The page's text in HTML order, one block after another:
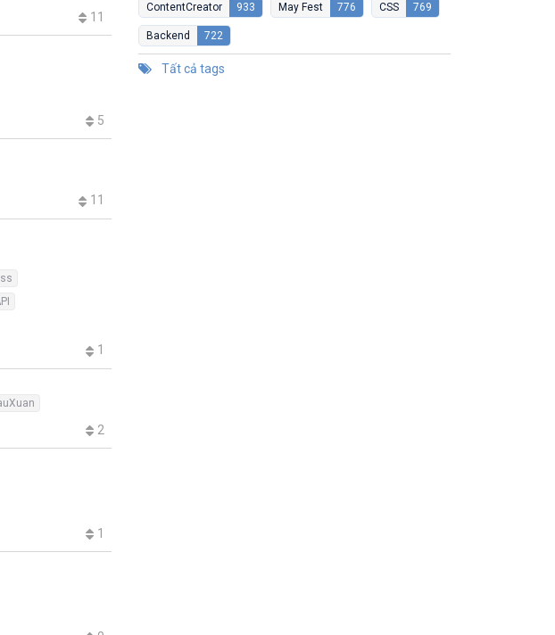
11
5
11
1
2
1
ContentCreator 933 May Fest 776 CSS 769
Backend 722
Tất cả tags